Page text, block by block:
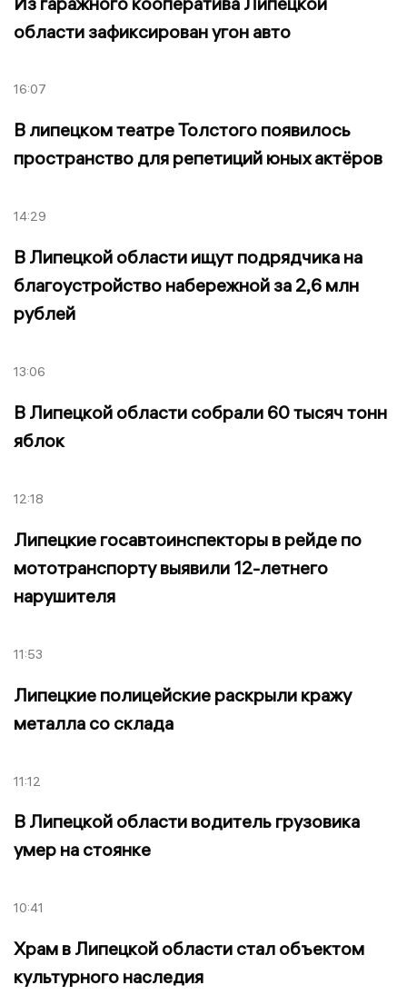
области зафиксирован угон авто
16:07
В липецком театре Толстого появилось
пространство для репетиций юных актёров
14:29
В Липецкой области ищут подрядчика на
благоустройство набережной за 2,6 млн
рублей
13:06
В Липецкой области собрали 60 тысяч тонн
яблок
12:18
Липецкие госавтоинспекторы в рейде по
мототранспорту выявили 12-летнего
нарушителя
11:53
Липецкие полицейские раскрыли кражу
металла со склада
11:12
В Липецкой области водитель грузовика
умер на стоянке
10:41
Храм в Липецкой области стал объектом
культурного наследия